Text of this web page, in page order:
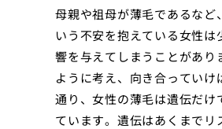
母親や祖母が薄毛であるなど、
いう不安を抱えている女性
響を与えてしまうことがあ
ように考え、向き合ってい
通り、女性の薄毛は遺伝だ
ています。遺伝はあくまで